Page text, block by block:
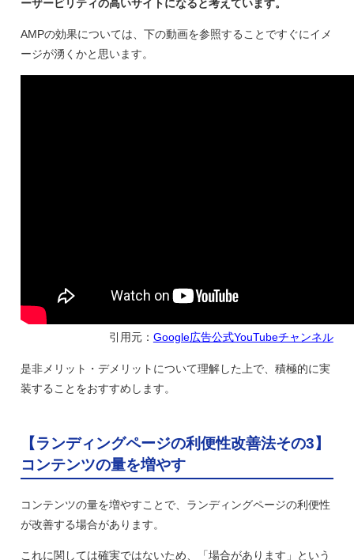
ーザービリティの高いサイトになると考えています。
AMPの効果については、下の動画を参照することですぐにイメ
ージが湧くかと思います。
引用元： Google広告公式YouTubeチャンネル
是非メリット・デメリットについて理解した上で、積極的に実
装することをおすすめします。
【ランディングページの利便性改善法その3】
コンテンツの量を増やす
コンテンツの量を増やすことで、ランディングページの利便性
が改善する場合があります。
これに関しては確実ではないため、「場合があります」という